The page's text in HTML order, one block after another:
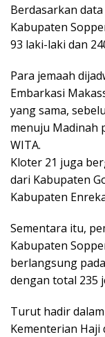
Berdasarkan
Kabupaten
93 laki-laki dan
Para jemaah
Embarkasi
yang sama,
menuju Madinah
WITA.
Kloter 21 juga
dari Kabupaten
Kabupaten
Sementara itu,
Kabupaten
berlangsung
dengan total 235
Turut hadir
Kementerian Haji